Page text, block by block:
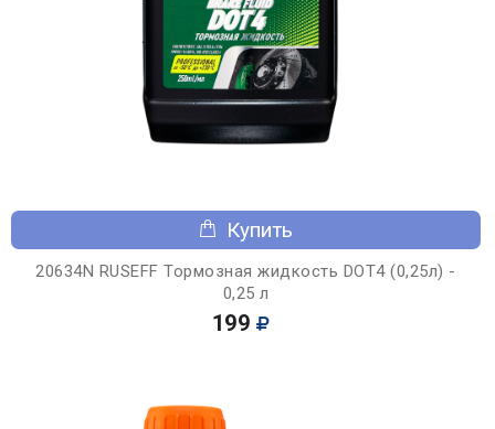
Купить
20634N RUSEFF Тормозная жидкость DOT4 (0,25л) -
0,25 л
199